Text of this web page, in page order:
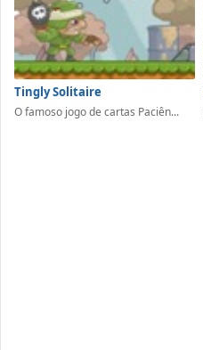
Tingly Solitaire
O famoso jogo de cartas Paciên...